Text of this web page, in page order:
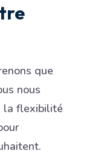
que
nous
la flexibilité